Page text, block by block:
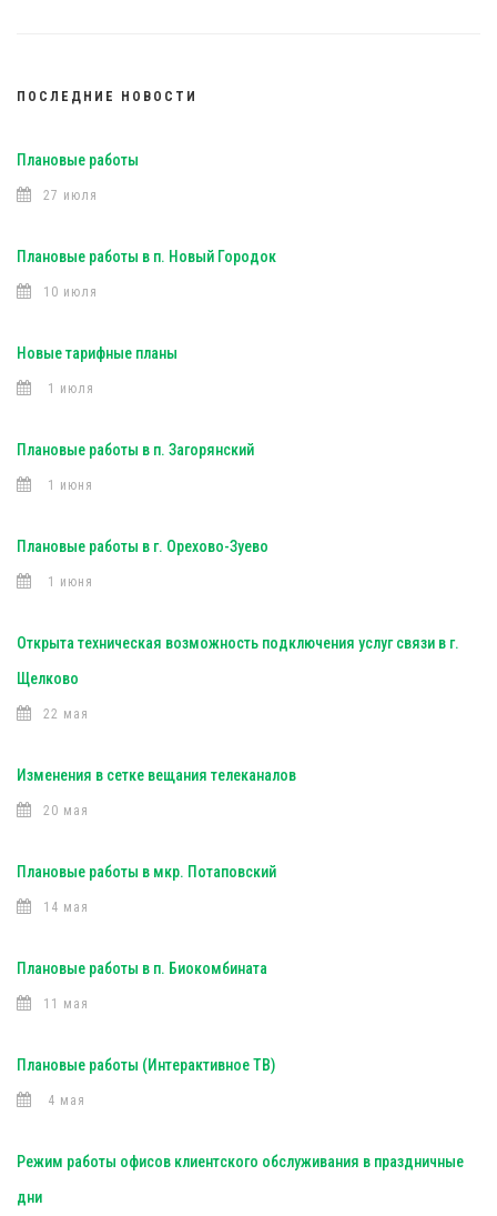
ПОСЛЕДНИЕ НОВОСТИ
Плановые работы
27 июля
Плановые работы в п. Новый Городок
10 июля
Новые тарифные планы
1 июля
Плановые работы в п. Загорянский
1 июня
Плановые работы в г. Орехово-Зуево
1 июня
Открыта техническая возможность подключения услуг связи в г.
Щелково
22 мая
Изменения в сетке вещания телеканалов
20 мая
Плановые работы в мкр. Потаповский
14 мая
Плановые работы в п. Биокомбината
11 мая
Плановые работы (Интерактивное ТВ)
4 мая
Режим работы офисов клиентского обслуживания в праздничные
дни